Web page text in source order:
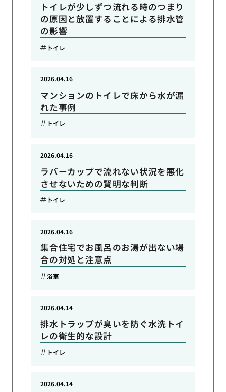
トイレが少しずつ流れる時のつまり
の原因と放置することによる排水管
の影響
トイレ
マンションのトイレで床から水が漏
れた事例
2026.04.16
トイレ
ラバーカップで流れない状況を悪化
させないための賢明な判断
2026.04.16
トイレ
集合住宅でお風呂のお湯が出ない場
合の対処と注意点
2026.04.16
浴室
排水トラップが臭いを防ぐ水洗トイ
レの衛生的な設計
2026.04.14
トイレ
2026.04.14